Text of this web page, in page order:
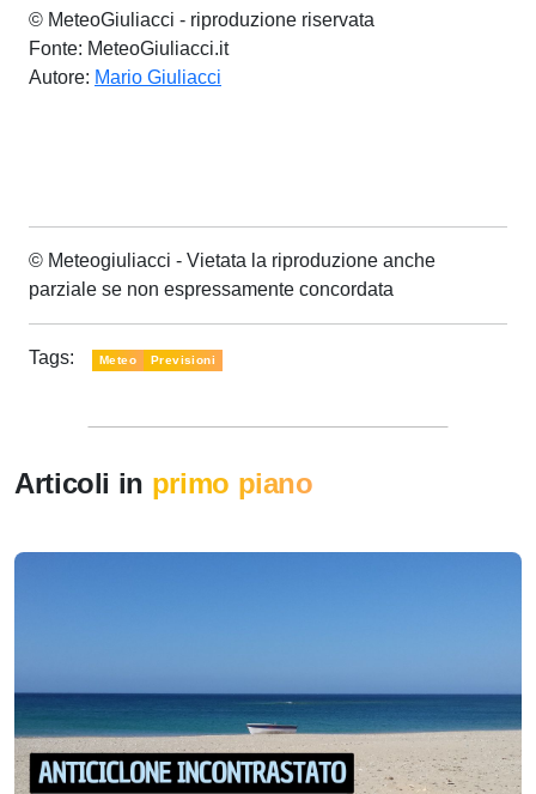
© MeteoGiuliacci - riproduzione riservata
Fonte: MeteoGiuliacci.it
Autore: Mario Giuliacci
© Meteogiuliacci - Vietata la riproduzione anche
parziale se non espressamente concordata
Tags: Meteo Previsioni
Articoli in primo piano